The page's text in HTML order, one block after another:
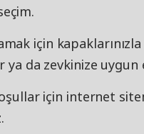
için
ya da zevkinize
için internet